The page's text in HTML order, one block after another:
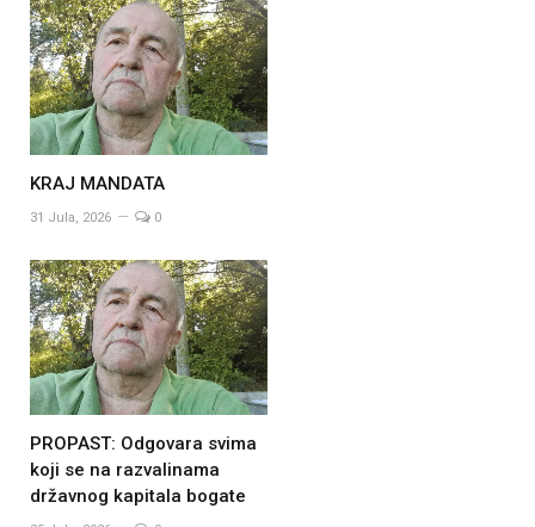
KRAJ MANDATA
31 Jula, 2026 0
PROPAST: Odgovara svima
koji se na razvalinama
državnog kapitala bogate